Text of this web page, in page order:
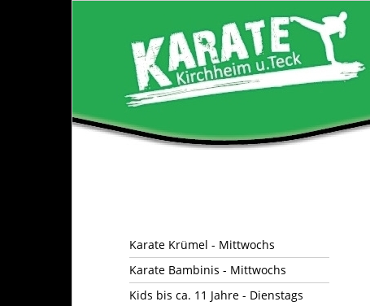
Karate Krümel - Mittwochs
Karate Bambinis - Mittwochs
Kids bis ca. 11 Jahre - Dienstags